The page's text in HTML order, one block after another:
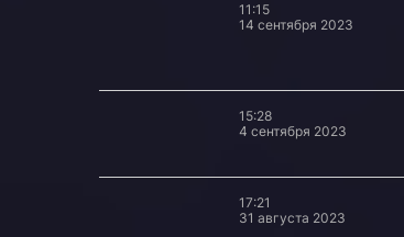
11:15
14 сентября 2023
15:28
4 сентября 2023
17:21
31 августа 2023